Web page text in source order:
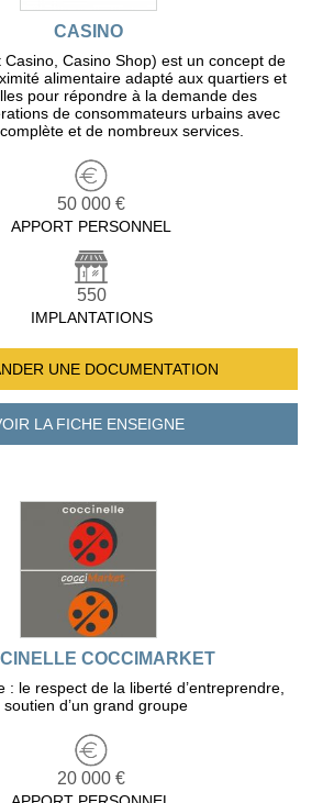
CASINO
Casino, Casino Shop) est un concept de
alimentaire adapté aux quartiers et
pour répondre à la demande des
de consommateurs urbains avec
et de nombreux services.
50 000 €
APPORT PERSONNEL
550
IMPLANTATIONS
UNE DOCUMENTATION
LA FICHEENSEIGNE
COCCIMARKET
: le respect de la liberté d’entreprendre,
soutien d’un grand groupe
20 000 €